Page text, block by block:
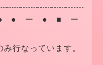
● ー ● ■ ー
行なっています。